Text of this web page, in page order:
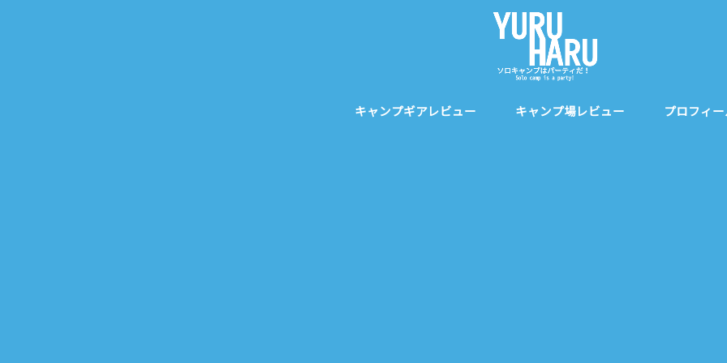
キャンプギアレビュー キャンプ場レビュー プロフィー